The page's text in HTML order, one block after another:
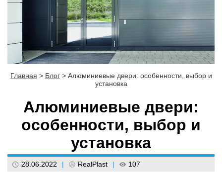
Главная > Блог> Алюминиевые двери: особенности, выбор и
установка
Алюминиевые двери:
особенности, выбор и
установка
28.06.2022 | RealPlast | 107